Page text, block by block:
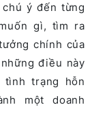
ý đến từng
gì, tìm ra
chính của
điều này
tình trạng hỗn
một doanh